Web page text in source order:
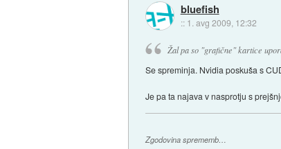
bluefish
:: 1. avg 2009, 12:32
Žal pa so "grafične" kartice
Se spreminja. Nvidia poskuša s
Je pa ta najava v nasprotju s
Zgodovina sprememb…